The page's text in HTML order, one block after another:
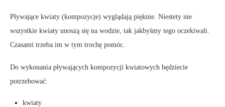
Pływające kwiaty (kompozycje) wyglądają pięknie. Niestety nie
wszystkie kwiaty unoszą się na wodzie, tak jakbyśmy tego oczekiwali.
Czasami trzeba im w tym trochę pomóc.
Do wykonania pływających kompozycji kwiatowych będziecie
potrzebować:
kwiaty